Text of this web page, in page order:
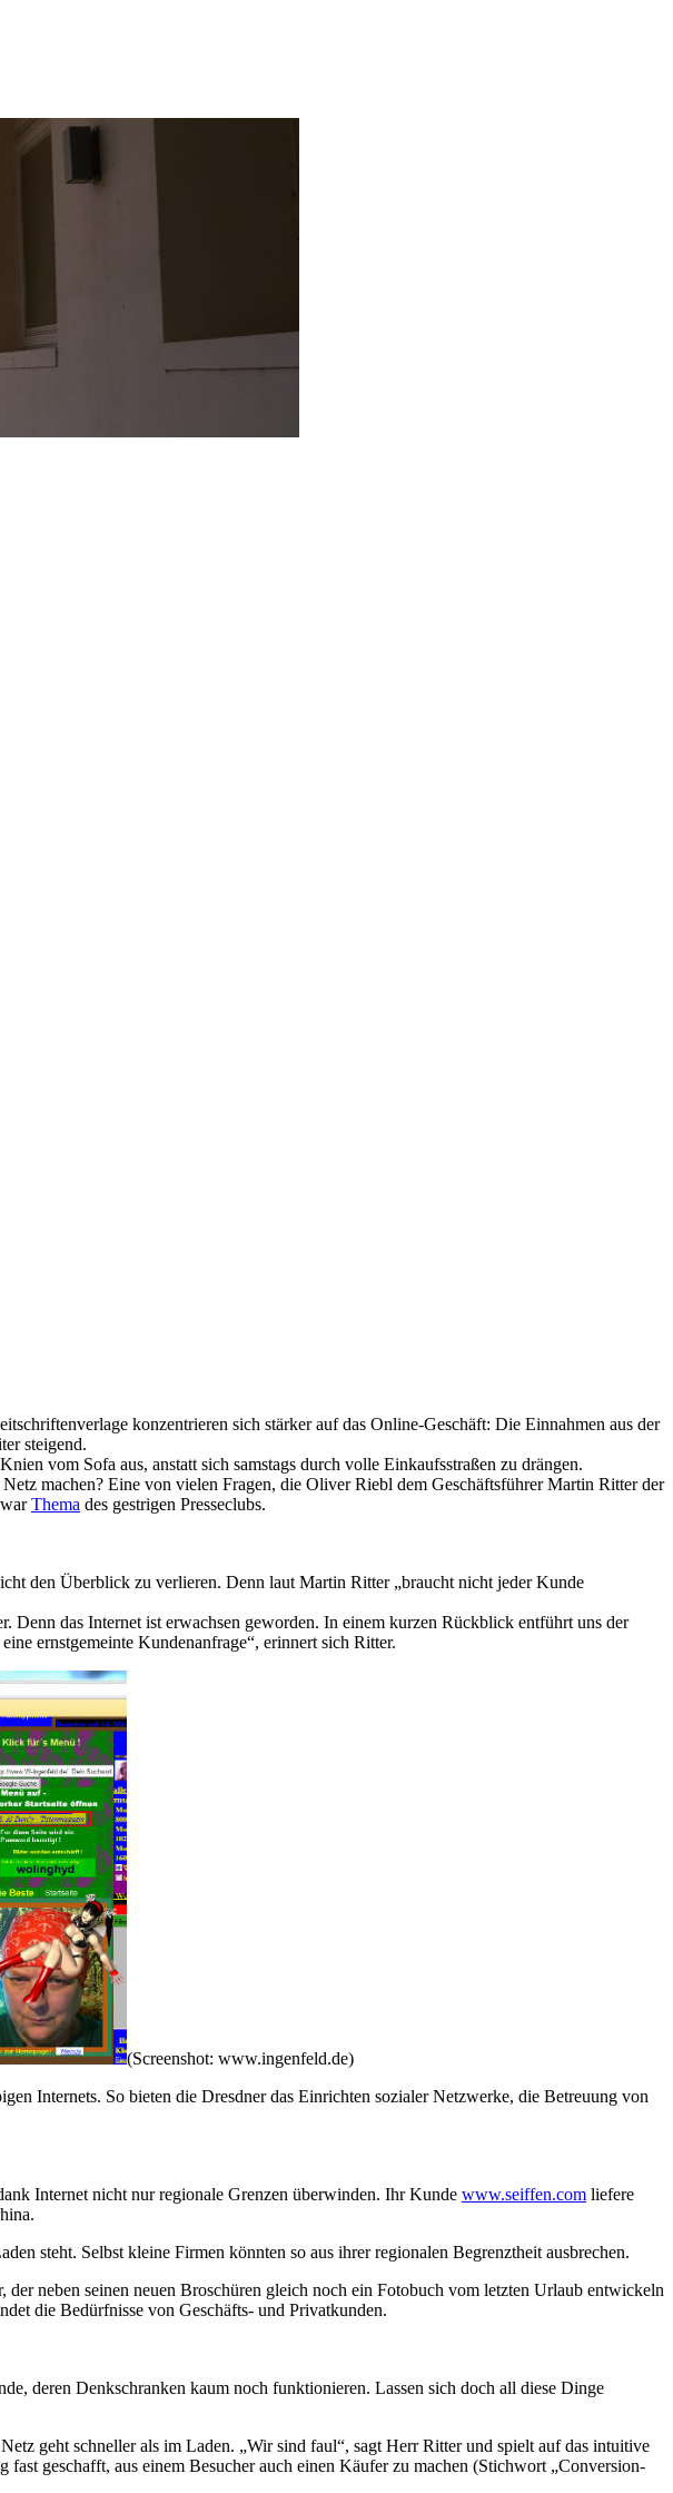
konzentrieren sich stärker auf das Online-Geschäft: Die Einnahmen aus der
steigend.
vom Sofa aus, anstatt sich samstags durch volle Einkaufsstraßen zu drängen.
machen? Eine von vielen Fragen, die Oliver Riebl dem Geschäftsführer Martin Ritter der
Thema des gestrigen Presseclubs.
den Überblick zu verlieren. Denn laut Martin Ritter „braucht nicht jeder Kunde
Denn das Internet ist erwachsen geworden. In einem kurzen Rückblick entführt uns der
ernstgemeinte Kundenanfrage“, erinnert sich Ritter.
(Screenshot: www.ingenfeld.de)
Internets. So bieten die Dresdner das Einrichten sozialer Netzwerke, die Betreuung von
Internet nicht nur regionale Grenzen überwinden. Ihr Kunde www.seiffen.com liefere
steht. Selbst kleine Firmen könnten so aus ihrer regionalen Begrenztheit ausbrechen.
neben seinen neuen Broschüren gleich noch ein Fotobuch vom letzten Urlaub entwickeln
die Bedürfnisse von Geschäfts- und Privatkunden.
deren Denkschranken kaum noch funktionieren. Lassen sich doch all diese Dinge
geht schneller als im Laden. „Wir sind faul“, sagt Herr Ritter und spielt auf das intuitive
geschafft, aus einem Besucher auch einen Käufer zu machen (Stichwort „Conversion-